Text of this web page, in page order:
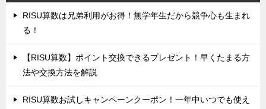
‌RISU算数は兄弟利用がお得！無学年生だから競争心も生まれ
る！
‌【RISU算数】ポイント交換できるプレゼント！早くたまる方
法や交換方法を解説
‌RISU算数お試しキャンペーンクーポン！一年中いつでも使え